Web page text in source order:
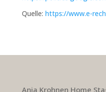
Quelle: https://www.e-
Anja Krohnen Home